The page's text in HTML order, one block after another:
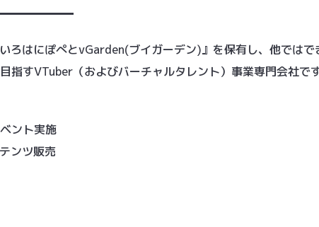
ろはにぽぺとvGarden(ブイガーデン)』を保有し、他では
指すVTuber（およびバーチャルタレント）事業専門会社です
ント実施
ンツ販売